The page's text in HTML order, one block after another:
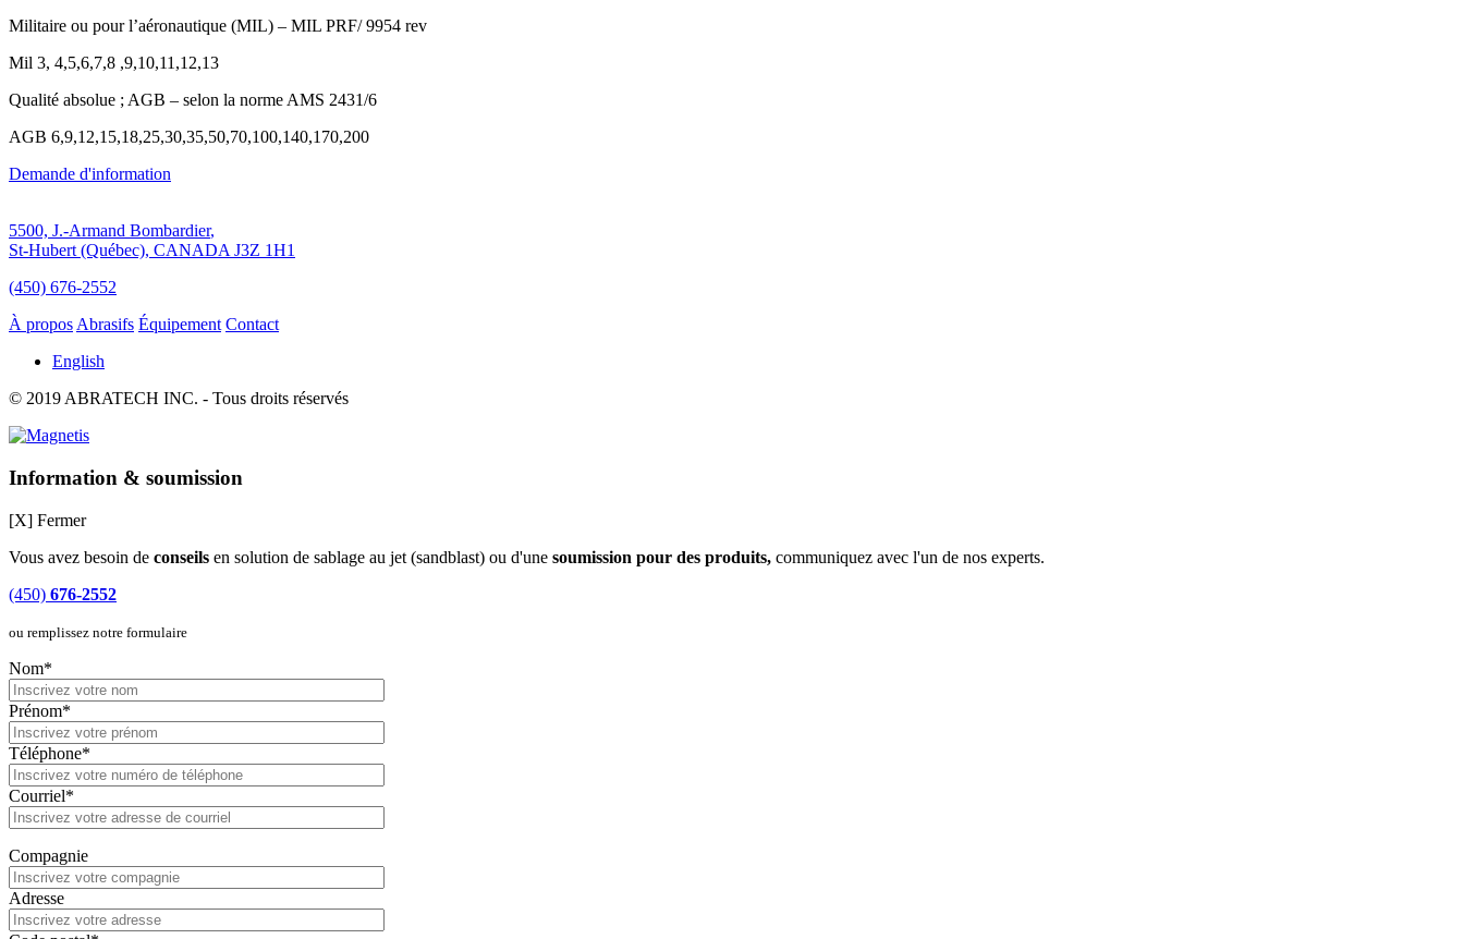
Militaire ou pour l’aéronautique (MIL) – MIL PRF/ 9954 rev
Mil 3, 4,5,6,7,8 ,9,10,11,12,13
Qualité absolue ; AGB – selon la norme AMS 2431/6
AGB 6,9,12,15,18,25,30,35,50,70,100,140,170,200
Demande d'information
5500, J.-Armand Bombardier,
St-Hubert (Québec), CANADA J3Z 1H1
(450) 676-2552
À proposAbrasifs Équipement Contact
English
© 2019 ABRATECH INC. - Tous droits réservés
Information & soumission
[X] Fermer
Vous avez besoin de conseils en solution de sablage au jet (sandblast) ou d'une soumission pour des produits, communiquez avec l'un de nos experts.
(450) 676-2552
ou remplissez notre formulaire
Nom*
Prénom*
Téléphone*
Courriel*
Compagnie
Adresse